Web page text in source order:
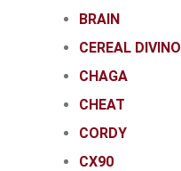
BRAIN
CEREAL DIVINO
CHAGA
CHEAT
CORDY
CX90